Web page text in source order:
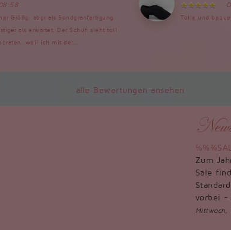
Größe, aber als Sonderanfertigung
als erwartet. Der Schuh sieht toll
weil ich mit der...
Tolle und
alle Bewertungen ansehen
Zum
Sale
vorbei -
Mittwoch,